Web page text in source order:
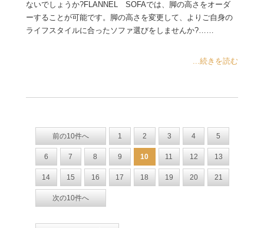
ないでしょうか?FLANNEL SOFAでは、脚の高さをオーダ
ーすることが可能です。脚の高さを変更して、よりご自身の
ライフスタイルに合ったソファ選びをしませんか?……
...続きを読む
前の10件へ 1 2 3 4 5
6 7 8 9 10 11 12 13
14 15 16 17 18 19 20 21
次の10件へ